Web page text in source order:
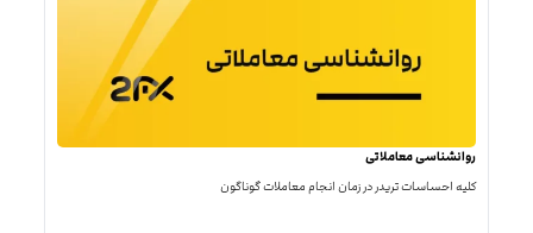
روانشناسی معاملاتی
کلیه احساسات تریدر در زمان انجام معاملات گوناگون